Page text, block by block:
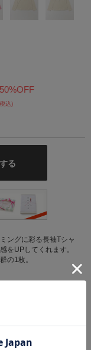
50%OFF
込)
る
ングに彩る長袖Tシャ
をUPしてくれます。
の1枚。
ございますが、販売価
了承下さい。